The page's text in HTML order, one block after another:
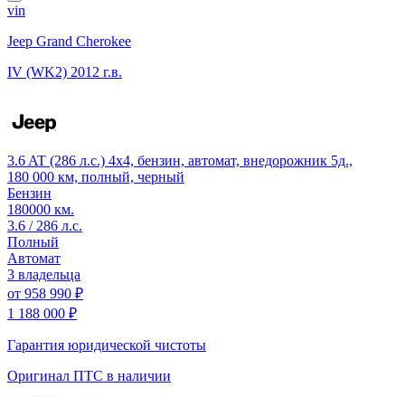
vin
Jeep Grand Cherokee
IV (WK2) 2012 г.в.
3.6 AT (286 л.с.) 4x4, бензин, автомат, внедорожник 5д.,
180 000 км, полный, черный
Бензин
180000 км.
3.6 / 286 л.с.
Полный
Автомат
3 владельца
от 958 990 ₽
1 188 000 ₽
Гарантия юридической чистоты
Оригинал ПТС в наличии